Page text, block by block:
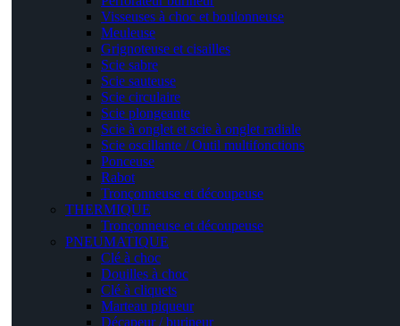
Visseuses à choc et boulonneuse
Meuleuse
Grignoteuse et cisailles
Scie sabre
Scie sauteuse
Scie circulaire
Scie plongeante
Scie à onglet et scie à onglet radiale
Scie oscillante / Outil multifonctions
Ponceuse
Rabot
Tronçonneuse et découpeuse
THERMIQUE
Tronçonneuse et découpeuse
PNEUMATIQUE
Clé à choc
Douilles à choc
Clé à cliquets
Marteau piqueur
Décapeur / burineur